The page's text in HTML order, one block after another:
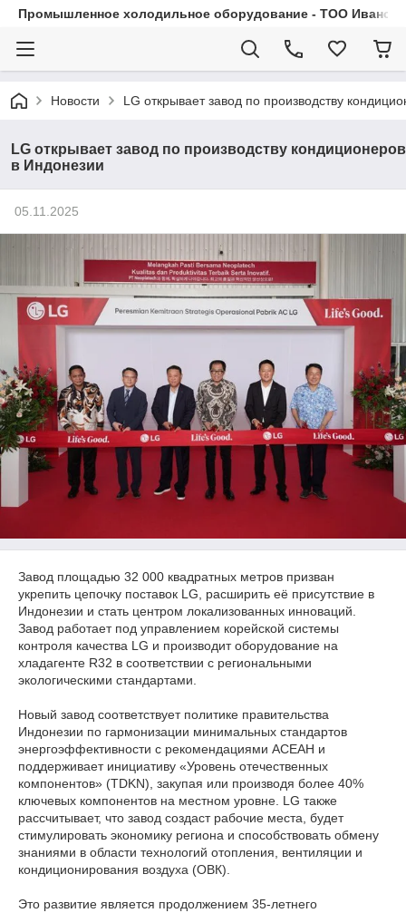
Промышленное холодильное оборудование - ТОО
Новости LG открывает завод по производству
LG открывает завод по производству кондиционеров
в Индонезии
05.11.2025
Завод площадью 32 000 квадратных метров призван
укрепить цепочку поставок LG, расширить её присутствие в
Индонезии и стать центром локализованных инноваций.
Завод работает под управлением корейской системы
контроля качества LG и производит оборудование на
хладагенте R32 в соответствии с региональными
экологическими стандартами.
Новый завод соответствует политике правительства
Индонезии по гармонизации минимальных стандартов
энергоэффективности с рекомендациями АСЕАН и
поддерживает инициативу «Уровень отечественных
компонентов» (TDKN), закупая или производя более 40%
ключевых компонентов на местном уровне. LG также
рассчитывает, что завод создаст рабочие места, будет
стимулировать экономику региона и способствовать обмену
знаниями в области технологий отопления, вентиляции и
кондиционирования воздуха (ОВК).
Это развитие является продолжением 35-летнего